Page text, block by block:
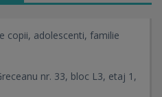
copii, adolescenti, familie
nr. 33, bloc L3, etaj 1,